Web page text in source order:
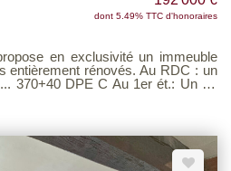
dont 5.49% TTC d'honoraires
en exclusivité un immeuble
1er ét.: Un F2